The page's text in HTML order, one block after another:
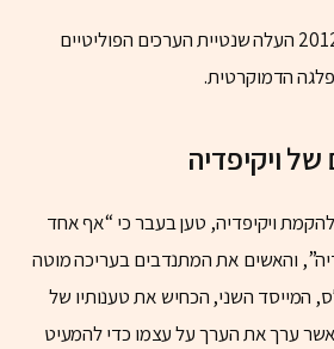
בנוסף, מחקר כלכלי מ-2012 העלה שנטיית הערכים הפוליטיים
הדמוקרטית.
ויקיפדיה
ויקיפדיה, טען בעבר כי “אף אחד
והאשים את המתנדבים בעריכה מוטה
המייסד השני, הכחיש את טענותיו של
ערך את הערך על עצמו כדי להמעיט